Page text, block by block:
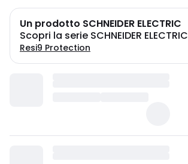
Un prodotto SCHNEIDER ELECTRIC
Scopri la serie SCHNEIDER ELECTRIC
Resi9 Protection